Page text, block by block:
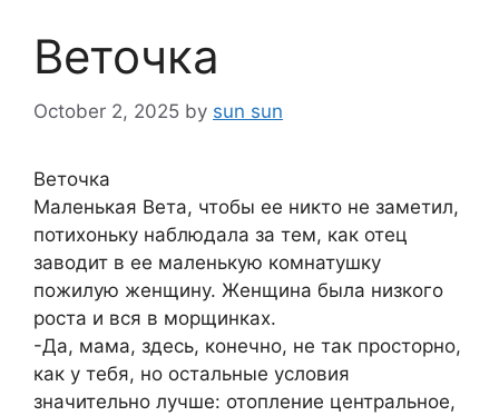
Веточка
October 2, 2025 by sun sun
Веточка
Маленькая Вета, чтобы ее никто не заметил,
потихоньку наблюдала за тем, как отец
заводит в ее маленькую комнатушку
пожилую женщину. Женщина была низкого
роста и вся в морщинках.
-Да, мама, здесь, конечно, не так просторно,
как у тебя, но остальные условия
значительно лучше: отопление центральное,